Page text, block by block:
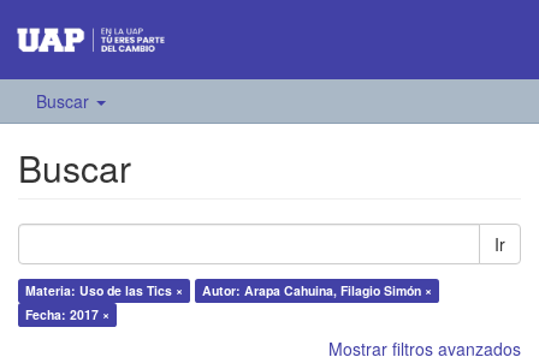
Buscar
Buscar
Ir
Materia: Uso de las Tics ×
Autor: Arapa Cahuina, Filagio Simón ×
Fecha: 2017 ×
Mostrar filtros avanzados